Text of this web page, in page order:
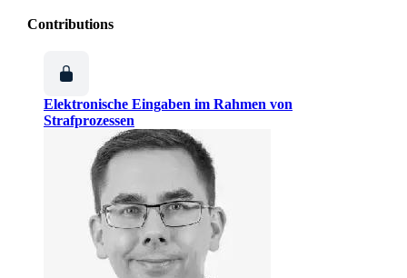
Contributions
Elektronische Eingaben im Rahmen von
Strafprozessen